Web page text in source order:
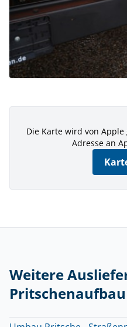
Die Karte wird von
Adresse an
Weitere
Pritschenaufbau